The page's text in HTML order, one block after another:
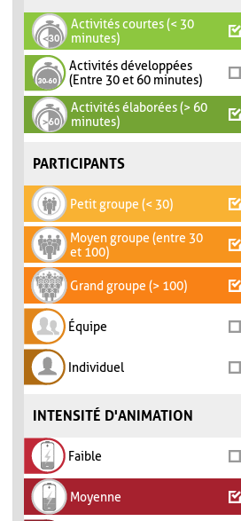
Activités courtes (< 30
minutes)
Activités développées
(Entre 30 et 60 minutes)
Activités élaborées (> 60
minutes)
PARTICIPANTS
Petit groupe (< 30)
Moyen groupe (entre 30
et 100)
Grand groupe (> 100)
Équipe
Individuel
INTENSITÉ D'ANIMATION
Faible
Moyenne